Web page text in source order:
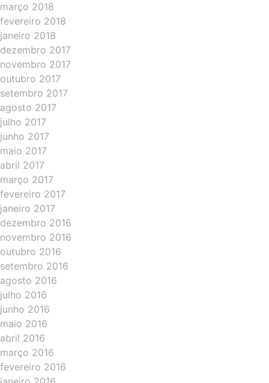
março 2018
fevereiro 2018
janeiro 2018
dezembro 2017
novembro 2017
outubro 2017
setembro 2017
agosto 2017
julho 2017
junho 2017
maio 2017
abril 2017
março 2017
fevereiro 2017
janeiro 2017
dezembro 2016
novembro 2016
outubro 2016
setembro 2016
agosto 2016
julho 2016
junho 2016
maio 2016
abril 2016
março 2016
fevereiro 2016